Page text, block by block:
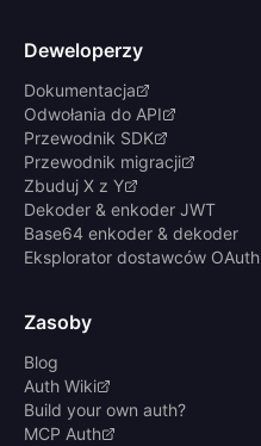
Deweloperzy
Dokumentacja
Odwołania do API
Przewodnik SDK
Przewodnik migracji
Zbuduj X z Y
Dekoder & enkoder JWT
Base64 enkoder & dekoder
Eksplorator dostawców OAuth
Zasoby
Blog
Auth Wiki
Build your own auth?
MCP Auth